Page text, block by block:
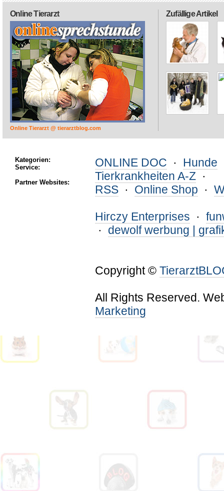
Zufällige Artikel
Online Tierarzt
Online Tierarzt @ tierarztblog.com
Kategorien:
Service:
Partner Websites:
ONLINE DOC · Hunde
Tierkrankheiten A-Z ·
RSS · Online Shop ·
Hirczy Enterprises ·
· dewolf werbung |
Copyright ©
All Rights Reserved.
Marketing